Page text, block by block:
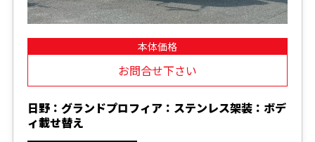
本体価格
お問合せ下さい
日野：グランドプロフィア：ステンレス架装：ボデ
ィ載せ替え